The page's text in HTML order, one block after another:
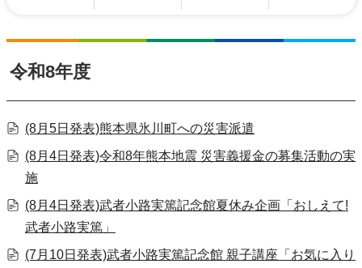
令和8年度
(8月5日発表)熊本県氷川町への災害派遣
(8月4日発表)令和8年熊本地震 災害義援金の募集活動の実
施
(8月4日発表)武者小路実篤記念館夏休み企画「おしえて!
武者小路実篤」
(7月10日発表)武者小路実篤記念館 親子講座「お気に入り